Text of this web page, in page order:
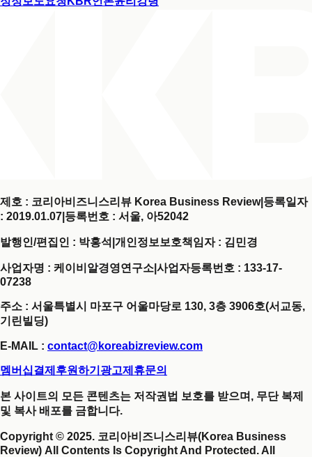
제호 : 코리아비즈니스리뷰 Korea Business Review| 등록일자
: 2019.01.07 등록번호 : 서울, 아52042
발행인/편집인 : 박홍석 개인정보보호책임자 : 김민경
사업자명 : 케이비알경영연구소 사업자등록번호 : 133-17-
07238
주소 : 서울특별시 마포구 어울마당로 130, 3층 3906호(서교동,
기린빌딩)
E-MAIL : contact@koreabizreview.com
멤버십결제 후원하기 광고제휴문의
본 사이트의 모든 콘텐츠는 저작권법 보호를 받으며, 무단 복제
및 복사 배포를 금합니다.
Copyright © 2025. 코리아비즈니스리뷰(Korea Business
Review) All Contents Is Copyright And Protected. All